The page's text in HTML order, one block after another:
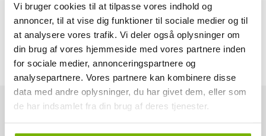
Vi bruger cookies til at tilpasse vores indhold og
annoncer, til at vise dig funktioner til sociale medier og til
at analysere vores trafik. Vi deler også oplysninger om
din brug af vores hjemmeside med vores partnere inden
for sociale medier, annonceringspartnere og
analysepartnere. Vores partnere kan kombinere disse
data med andre oplysninger, du har givet dem, eller som
de har indsamlet fra din brug af deres tjenester.